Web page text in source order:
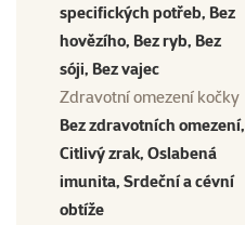
specifických potřeb, Bez
hovězího, Bez ryb, Bez
sóji, Bez vajec
Zdravotní omezení kočky
Bez zdravotních omezení,
Citlivý zrak, Oslabená
imunita, Srdeční a cévní
obtíže